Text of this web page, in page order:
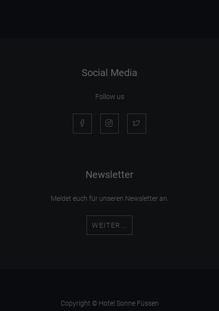
Social Media
Follow us
Newsletter
Meldet euch für unseren Newsletter an.
WEITER...
Copyright © Hotel Sonne Füssen